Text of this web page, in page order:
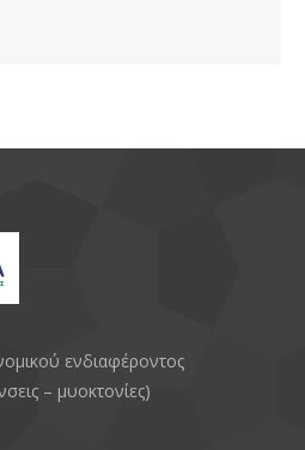
ενδιαφέροντος
– μυοκτονίες)